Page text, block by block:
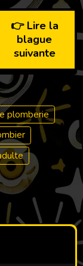
👉 Lire la
blague
suivante
plomberie